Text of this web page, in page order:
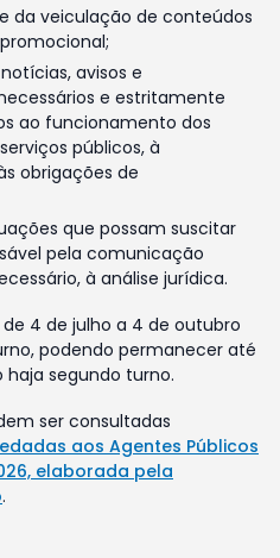
da veiculação de conteúdos
avisos e
e estritamente
ao funcionamento dos
públicos, à
obrigações de
que possam suscitar
pela comunicação
à análise jurídica.
4 de julho a 4 de outubro
podendo permanecer até
haja segundo turno.
ser consultadas
aos Agentes Públicos
elaborada pela
.